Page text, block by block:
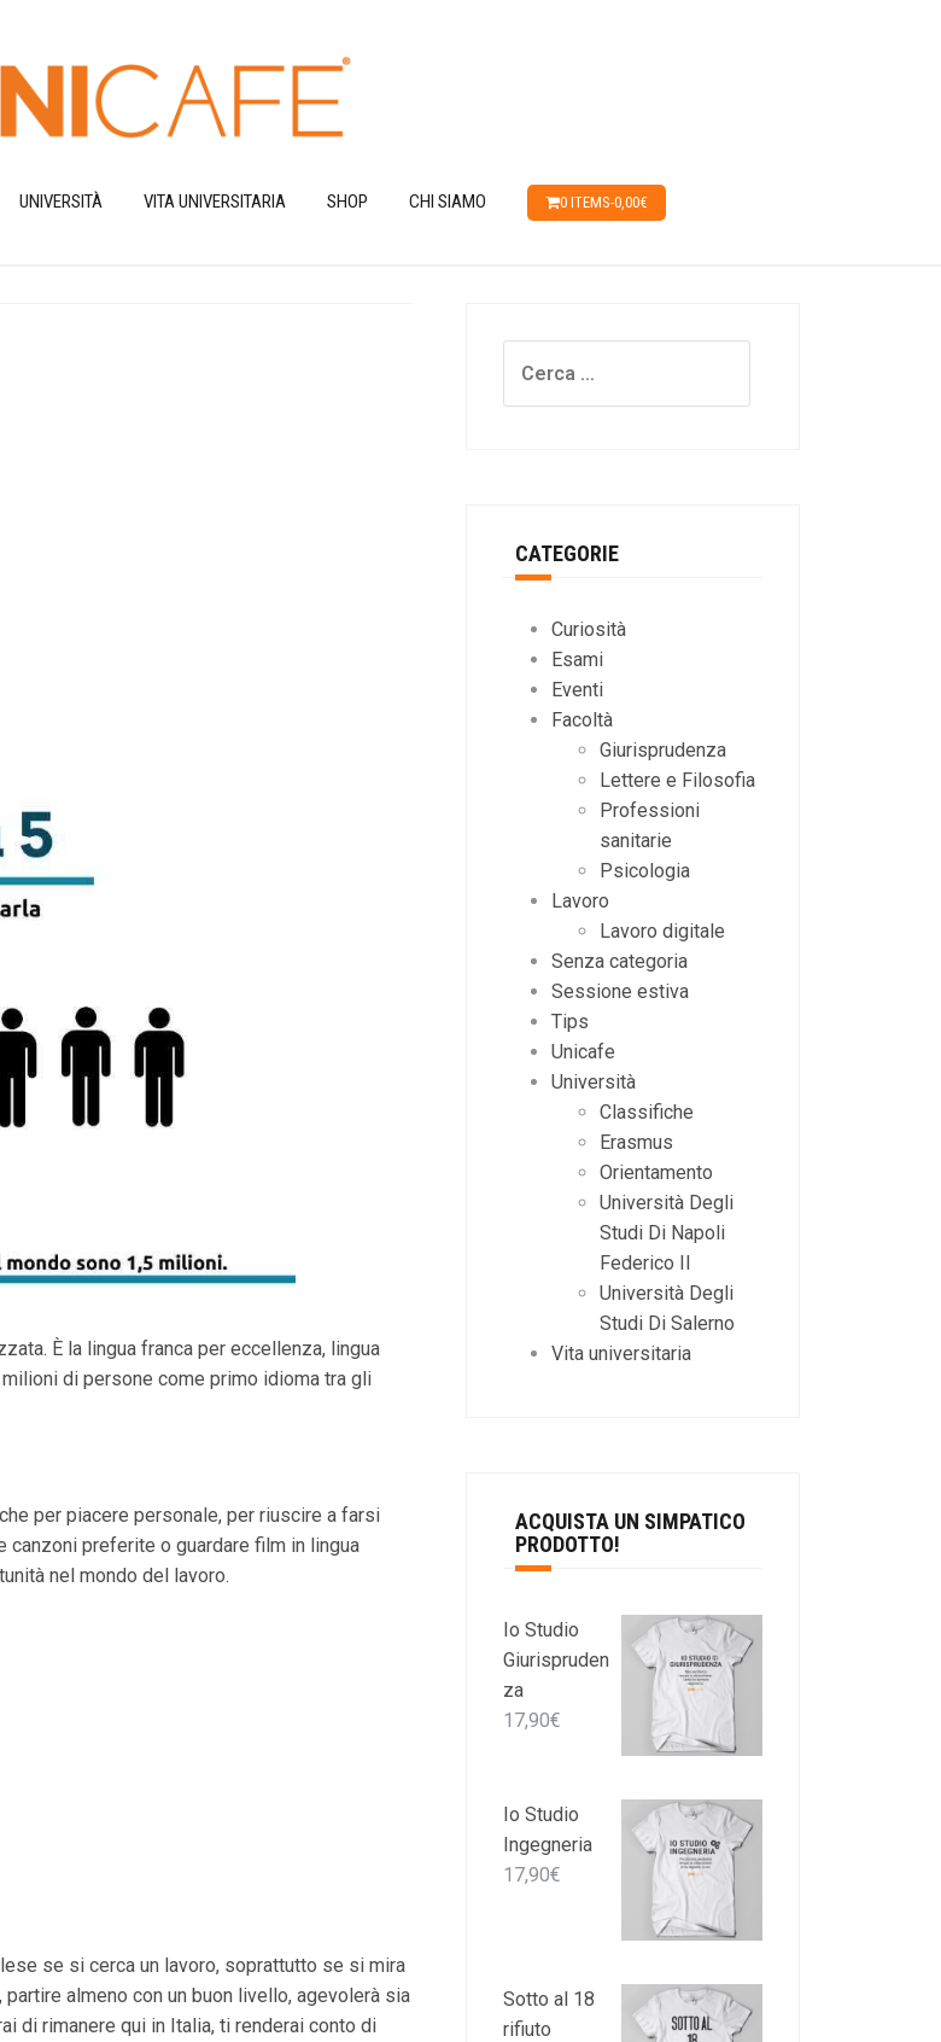
UNIVERSITÀ VITA UNIVERSITARIA SHOP CHI SIAMO 0 ITEMS-0,00€
È la lingua franca per eccellenza, lingua
di persone come primo idioma tra gli
per piacere personale, per riuscire a farsi
canzoni preferite o guardare film in lingua
nel mondo del lavoro.
se si cerca un lavoro, soprattutto se si mira
almeno con un buon livello, agevolerà sia
di rimanere qui in Italia, ti renderai conto di
per:
CATEGORIE
Curiosità
Esami
Eventi
Facoltà
Giurisprudenza
Lettere e Filosofia
Professioni
sanitarie
Psicologia
Lavoro
Lavoro digitale
Senza categoria
Sessione estiva
Tips
Unicafe
Università
Classifiche
Erasmus
Orientamento
Università Degli
Studi Di Napoli
Federico II
Università Degli
Studi Di Salerno
Vita universitaria
ACQUISTA UN SIMPATICO
PRODOTTO!
Io Studio
Giurispruden
za
17,90€
Io Studio
Ingegneria
17,90€
Sotto al 18
rifiuto